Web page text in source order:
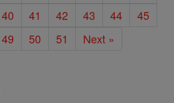
40 41 42 43 44
45
49 50 51 Next »